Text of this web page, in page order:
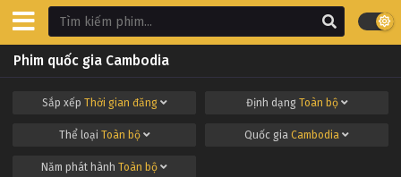
Phim quốc gia Cambodia
Sắp xếp Thời gian đăng Định dạng Toàn bộ
Thể loại Toàn bộ Quốc gia Cambodia
Năm phát hành Toàn bộ